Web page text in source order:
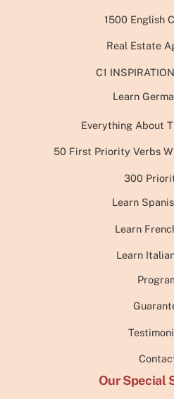
1500 English
Real Estate
C1
Learn
Everything About
50 First Priority Verbs
300
Learn
Learn
Learn
Our Special